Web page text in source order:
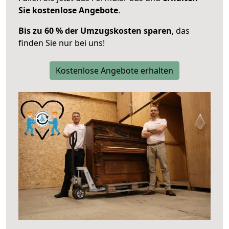
Sie kostenlose Angebote.
Bis zu 60 % der Umzugskosten sparen, das
finden Sie nur bei uns!
Kostenlose Angebote erhalten